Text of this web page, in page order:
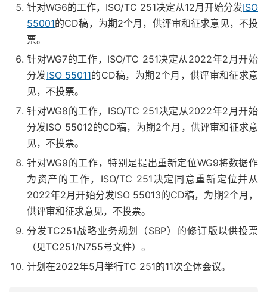
针对WG6的工作，ISO/TC 251决定从12月开始分发ISO
55001的CD稿，为期2个月，供评审和征求意见，不投
票。
针对WG7的工作，ISO/TC 251决定从2022年2月开始
分发ISO 55011的CD稿，为期2个月，供评审和征求意
见，不投票。
针对WG8的工作，ISO/TC 251决定从2022年2月开始
分发ISO 55012的CD稿，为期2个月，供评审和征求意
见，不投票。
针对WG9的工作，特别是提出重新定位WG9将数据作
为资产的工作，ISO/TC 251决定同意重新定位并从
2022年2月开始分发ISO 55013的CD稿，为期2个月，
供评审和征求意见，不投票。
分发TC251战略业务规划（SBP）的修订版以供投票
（见TC251/N755号文件）。
计划在2022年5月举行TC 251的11次全体会议。